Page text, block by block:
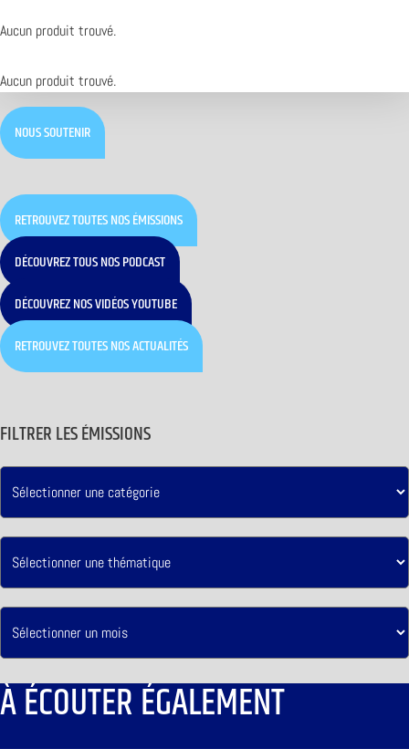
Aucun produit trouvé.
Aucun produit trouvé.
NOUS SOUTENIR
RETROUVEZ TOUTES NOS ÉMISSIONS
DÉCOUVREZ TOUS NOS PODCAST
DÉCOUVREZ NOS VIDÉOS YOUTUBE
RETROUVEZ TOUTES NOS ACTUALITÉS
FILTRER LES ÉMISSIONS
À ÉCOUTER ÉGALEMENT